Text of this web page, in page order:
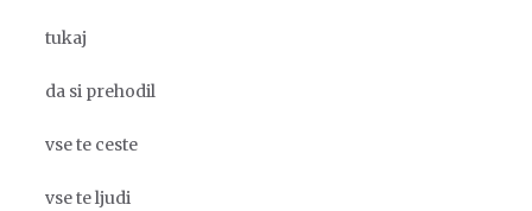
tukaj
da si prehodil
vse te ceste
vse te ljudi